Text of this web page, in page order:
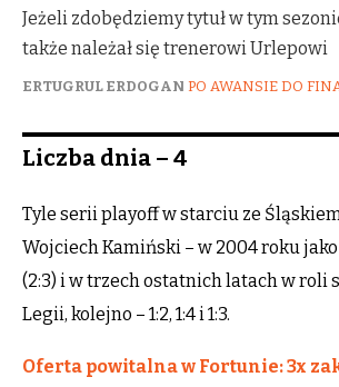
Jeżeli zdobędziemy tytuł w tym
także należał się trenerowi Urlepowi
ERTUGRUL ERDOGAN PO AWANSIE DO
Liczba dnia – 4
Tyle serii playoff w starciu ze
Wojciech Kamiński – w 2004 roku
(2:3) i w trzech ostatnich latach w roli
Legii, kolejno – 1:2, 1:4 i 1:3.
Oferta powitalna w Fortunie: 3x